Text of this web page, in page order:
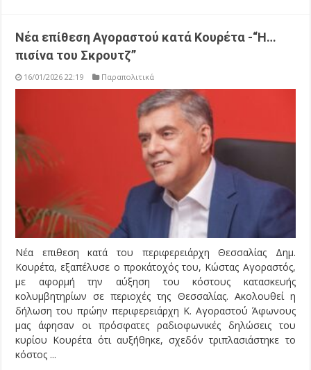
Νέα επίθεση Αγοραστού κατά Κουρέτα -“Η…
πισίνα του Σκρουτζ”
16/01/2026 22:19 Παραπολιτικά
Νέα επιθεση κατά του περιφερειάρχη Θεσσαλίας Δημ.
Κουρέτα, εξαπέλυσε ο προκάτοχός του, Κώστας Αγοραστός,
με αφορμή την αύξηση του κόστους κατασκευής
κολυμβητηρίων σε περιοχές της Θεσσαλίας. Ακολουθεί η
δήλωση του πρώην περιφερειάρχη Κ. Αγοραστού Άφωνους
μας άφησαν οι πρόσφατες ραδιοφωνικές δηλώσεις του
κυρίου Κουρέτα ότι αυξήθηκε, σχεδόν τριπλασιάστηκε το
κόστος ...